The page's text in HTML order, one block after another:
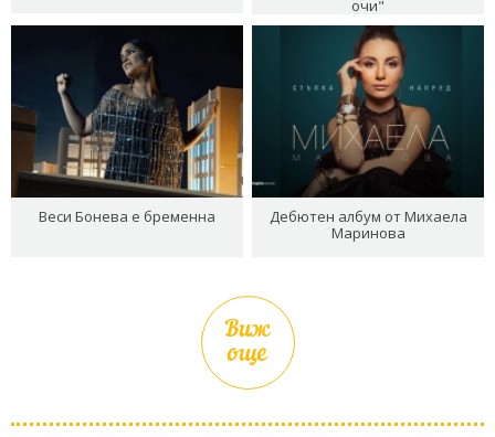
очи"
Веси Бонева е бременна
Дебютен албум от Михаела
Маринова
Виж
още